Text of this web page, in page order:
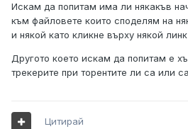
Искам да попитам има ли някакъв
към файловете които споделям на
и някой като кликне върху някой
Другото което искам да попитам е
трекерите при торентите ли са или
Цитирай